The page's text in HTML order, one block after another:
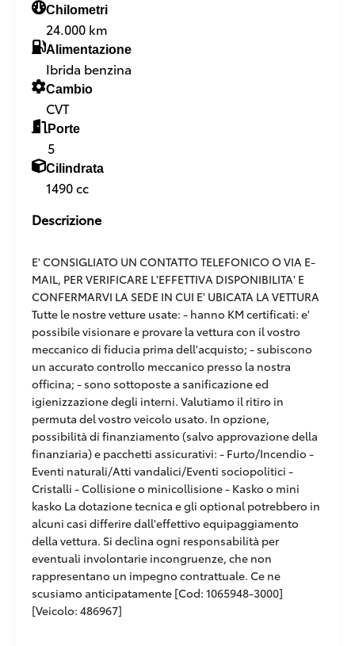
Chilometri
24.000 km
Alimentazione
Ibrida benzina
Cambio
CVT
Porte
5
Cilindrata
1490 cc
Descrizione
E' CONSIGLIATO UN CONTATTO TELEFONICO O VIA E-
MAIL, PER VERIFICARE L'EFFETTIVA DISPONIBILITA' E
CONFERMARVI LA SEDE IN CUI E' UBICATA LA VETTURA
Tutte le nostre vetture usate: - hanno KM certificati: e'
possibile visionare e provare la vettura con il vostro
meccanico di fiducia prima dell'acquisto; - subiscono
un accurato controllo meccanico presso la nostra
officina; - sono sottoposte a sanificazione ed
igienizzazione degli interni. Valutiamo il ritiro in
permuta del vostro veicolo usato. In opzione,
possibilità di finanziamento (salvo approvazione della
finanziaria) e pacchetti assicurativi: - Furto/Incendio -
Eventi naturali/Atti vandalici/Eventi sociopolitici -
Cristalli - Collisione o minicollisione - Kasko o mini
kasko La dotazione tecnica e gli optional potrebbero in
alcuni casi differire dall'effettivo equipaggiamento
della vettura. Si declina ogni responsabilità per
eventuali involontarie incongruenze, che non
rappresentano un impegno contrattuale. Ce ne
scusiamo anticipatamente [Cod: 1065948-3000]
[Veicolo: 486967]